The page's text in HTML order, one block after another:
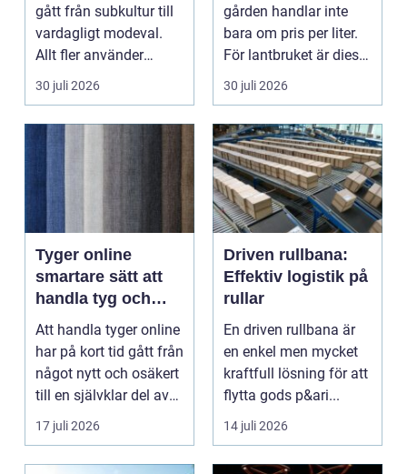
gått från subkultur till
vardagligt modeval.
Allt fler använder
piercade smy...
30 juli 2026
gården handlar inte
bara om pris per liter.
För lantbruket är diesel
en förut...
30 juli 2026
Tyger online
smartare sätt att
handla tyg och
hemtextil
Att handla tyger online
har på kort tid gått från
något nytt och osäkert
till en självklar del av
må...
17 juli 2026
Driven rullbana:
Effektiv logistik på
rullar
En driven rullbana är
en enkel men mycket
kraftfull lösning för att
flytta gods p&ari...
14 juli 2026